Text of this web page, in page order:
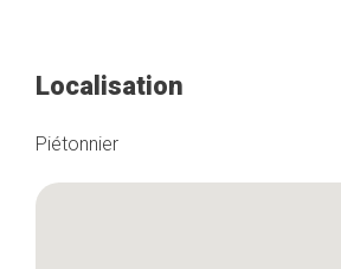
Localisation
Piétonnier